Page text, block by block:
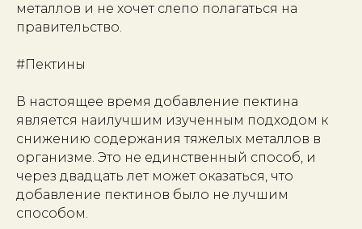
металлов и не хочет слепо полагаться на
правительство.
#Пектины
В настоящее время добавление пектина
является наилучшим изученным подходом к
снижению содержания тяжелых металлов в
организме. Это не единственный способ, и
через двадцать лет может оказаться, что
добавление пектинов было не лучшим
способом.